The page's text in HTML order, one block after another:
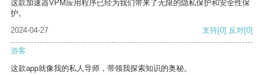
这款加速器VPM应用程序已经为我们带来了无限的隐私保护和安全性保
护。
2024-04-27
支持[0] 反对[0]
游客
这款app就像我的私人导师，带领我探索知识的奥秘。